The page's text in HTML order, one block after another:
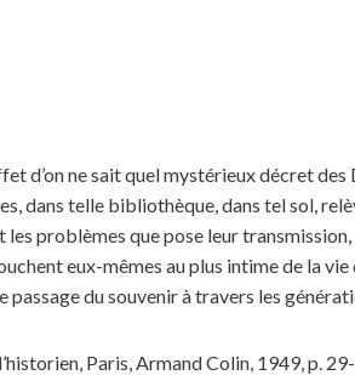
d’on ne sait quel mystérieux décret des
dans telle bibliothèque, dans tel sol,
les problèmes que pose leur
eux-mêmes au plus intime de la vie
passage du souvenir à travers les
Paris, Armand Colin, 1949, p.